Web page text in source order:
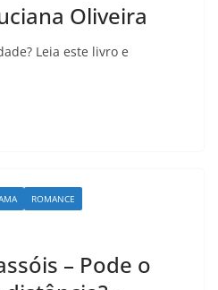
Oliveira
Leia este livro e
ROMANCE
– Pode o